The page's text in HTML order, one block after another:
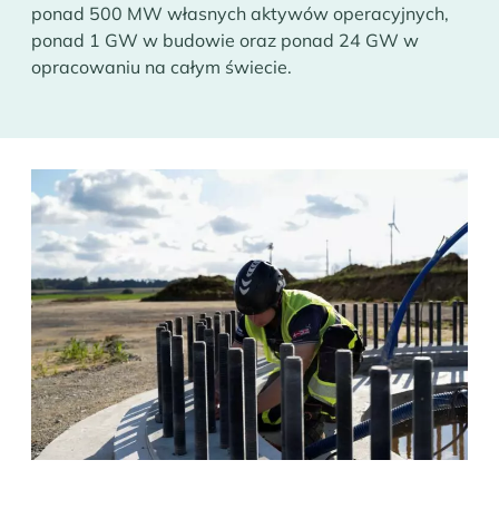
ponad 500 MW własnych aktywów operacyjnych,
ponad 1 GW w budowie oraz ponad 24 GW w
opracowaniu na całym świecie.